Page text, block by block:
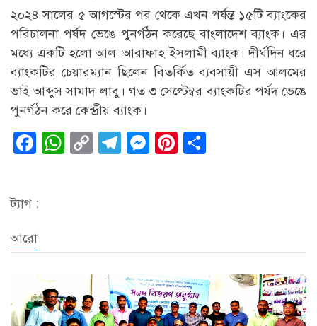
২০২৪ সালের ৫ আগস্টের পর থেকে এখন পর্যন্ত ১৫টি ব্যাংকের
পরিচালনা পর্ষদ ভেঙে পুনর্গঠন করেছে বাংলাদেশ ব্যাংক। এর
মধ্যে একটি হলো আল–আরাফাহ ইসলামী ব্যাংক। দীর্ঘদিন ধরে
ব্যাংকটির চেয়ারম্যান ছিলেন বিতর্কিত ব্যবসায়ী এস আলমের
ভাই আব্দুস সামাদ লাবু। গত ৩ সেপ্টেম্বর ব্যাংকটির পর্ষদ ভেঙে
পুনর্গঠন করে কেন্দ্রীয় ব্যাংক।
Facebook
WhatsApp
CopyTelegram
Messenger
Pinterest
ট্যাগ :
আরো